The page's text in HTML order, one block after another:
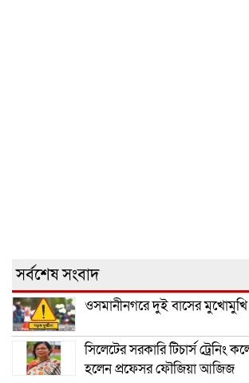
সর্বশেষ সংবাদ
ওসমানীনগরে দুই বাসের মুখোমুখি
সিলেটের সরকারি টিচার্স ট্রেনিং
হলেন প্রফেসর ফৌজিয়া আজিজ